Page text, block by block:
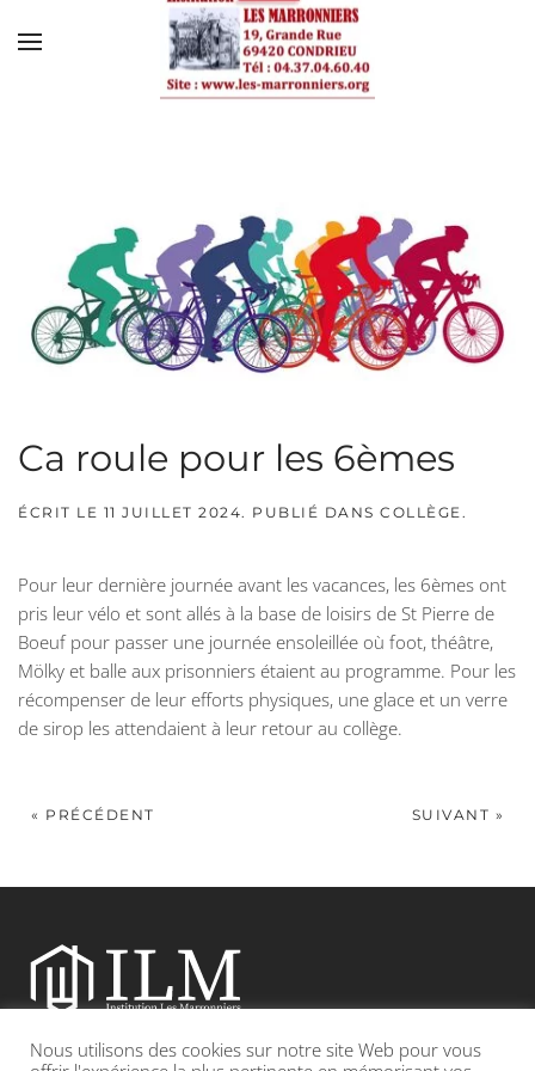
Skip to main content
Ca roule pour les 6èmes
ÉCRIT LE 11 JUILLET 2024. PUBLIÉ DANS COLLÈGE.
Pour leur dernière journée avant les vacances, les 6èmes ont
pris leur vélo et sont allés à la base de loisirs de St Pierre de
Boeuf pour passer une journée ensoleillée où foot, théâtre,
Mölky et balle aux prisonniers étaient au programme. Pour les
récompenser de leur efforts physiques, une glace et un verre
de sirop les attendaient à leur retour au collège.
« PRÉCÉDENT SUIVANT »
Etablissement catholique sous contrat d’association avec l’Etat
Nous utilisons des cookies sur notre site Web pour vous